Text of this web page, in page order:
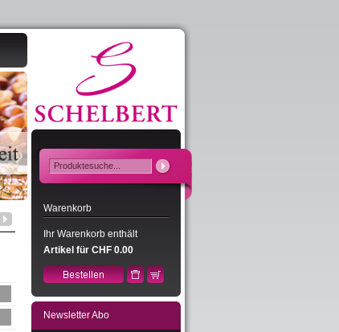
Warenkorb
Ihr Warenkorb enthält
Artikel für CHF 0.00
Newsletter Abo